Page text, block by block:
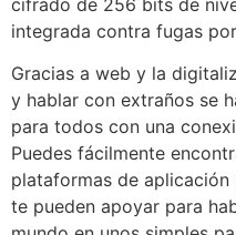
cifrado de 256 bits de
integrada contra fugas
Gracias a web y la
y hablar con extraños se
para todos con una
Puedes fácilmente
plataformas de
te pueden apoyar para